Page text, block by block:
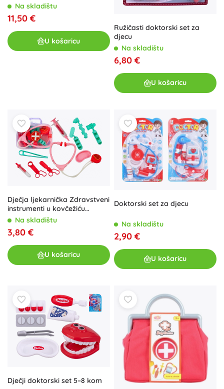
Na skladištu
11,50 €
U košaricu
Ružičasti doktorski set za
djecu
Na skladištu
6,80 €
U košaricu
Dječja ljekarnička Zdravstveni
instrumenti u kovčežiću
ružičasta
Na skladištu
3,80 €
U košaricu
Doktorski set za djecu
Na skladištu
2,90 €
U košaricu
Dječji doktorski set 5–8 kom